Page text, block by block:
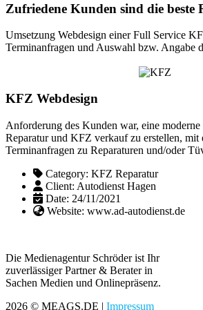
Zufriedene Kunden sind die beste
Umsetzung Webdesign einer Full Service
Terminanfragen und Auswahl bzw. Angabe
KFZ Webdesign
Anforderung des Kunden war, eine
Reparatur und KFZ verkauf zu erstellen, mit
Terminanfragen zu Reparaturen und/oder
Category: KFZ Reparatur
Client: Autodienst Hagen
Date: 24/11/2021
Website: www.ad-autodienst.de
Die Medienagentur Schröder ist Ihr
zuverlässiger Partner & Berater in
Sachen Medien und Onlinepräsenz.
2026 © MEAGS.DE | Impressum